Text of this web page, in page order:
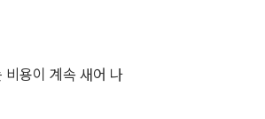
비용이 계속 새어 나